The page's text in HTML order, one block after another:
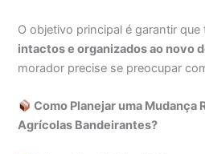
O objetivo principal é garantir
intactos e organizados ao novo
morador precise se preocupar
Como Planejar uma Mudança
Agrícolas Bandeirantes?